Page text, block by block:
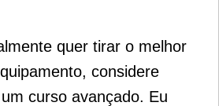
quer tirar o melhor
considere
curso avançado. Eu